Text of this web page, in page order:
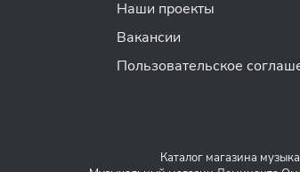
Наши проекты
Вакансии
Пользовательское
Каталог магазина